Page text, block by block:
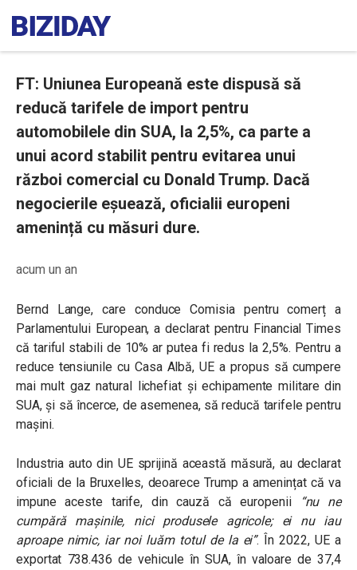
FT: Uniunea Europeană este dispusă să
reducă tarifele de import pentru
automobilele din SUA, la 2,5%, ca parte a
unui acord stabilit pentru evitarea unui
război comercial cu Donald Trump. Dacă
negocierile eșuează, oficialii europeni
amenință cu măsuri dure.
acum un an
Bernd Lange, care conduce Comisia pentru comerț a
Parlamentului European, a declarat pentru Financial Times
că tariful stabili de 10% ar putea fi redus la 2,5%. Pentru a
reduce tensiunile cu Casa Albă, UE a propus să cumpere
mai mult gaz natural lichefiat și echipamente militare din
SUA, și să încerce, de asemenea, să reducă tarifele pentru
mașini.
Industria auto din UE sprijină această măsură, au declarat
oficiali de la Bruxelles, deoarece Trump a amenințat că va
impune aceste tarife, din cauză că europenii
“nu ne
cumpără mașinile, nici produsele agricole; ei nu iau
aproape nimic, iar noi luăm totul de la ei”. În 2022, UE a
exportat 738.436 de vehicule în SUA, în valoare de 37,4